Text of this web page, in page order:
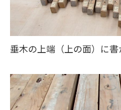
垂木の上端（上の面）に